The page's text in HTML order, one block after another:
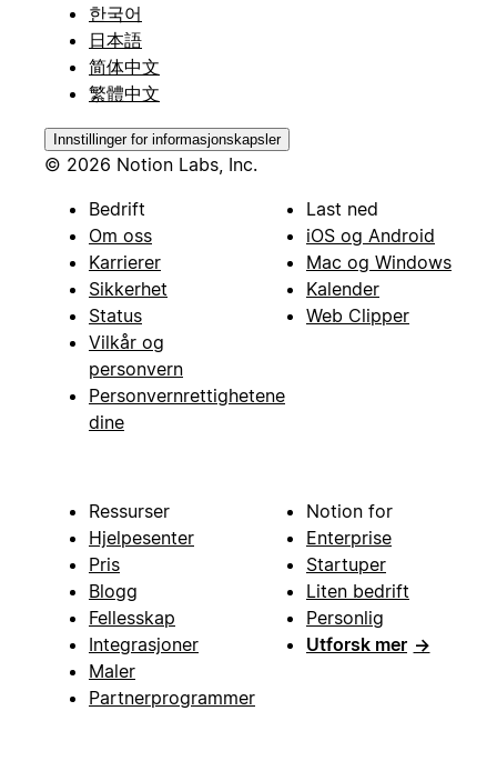
한국어
日本語
简体中文
繁體中文
Innstillinger for informasjonskapsler
© 2026 Notion Labs, Inc.
Bedrift
Om oss
Karrierer
Sikkerhet
Status
Vilkår og
personvern
Personvernrettighetene
dine
Last ned
iOS og Android
Mac og Windows
Kalender
Web Clipper
Ressurser
Hjelpesenter
Pris
Blogg
Fellesskap
Integrasjoner
Maler
Partnerprogrammer
Notion for
Enterprise
Startuper
Liten bedrift
Personlig
Utforsk mer →